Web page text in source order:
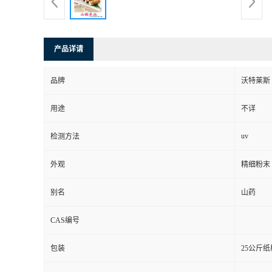
产品详请
品牌 沃特莱斯
用途 不详
检测方法 uv
外观 精细粉末
别名 山药
CAS编号
包装 25公斤